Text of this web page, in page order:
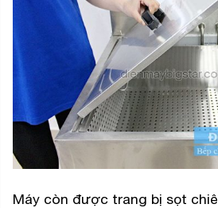
Máy còn được trang bị sọt